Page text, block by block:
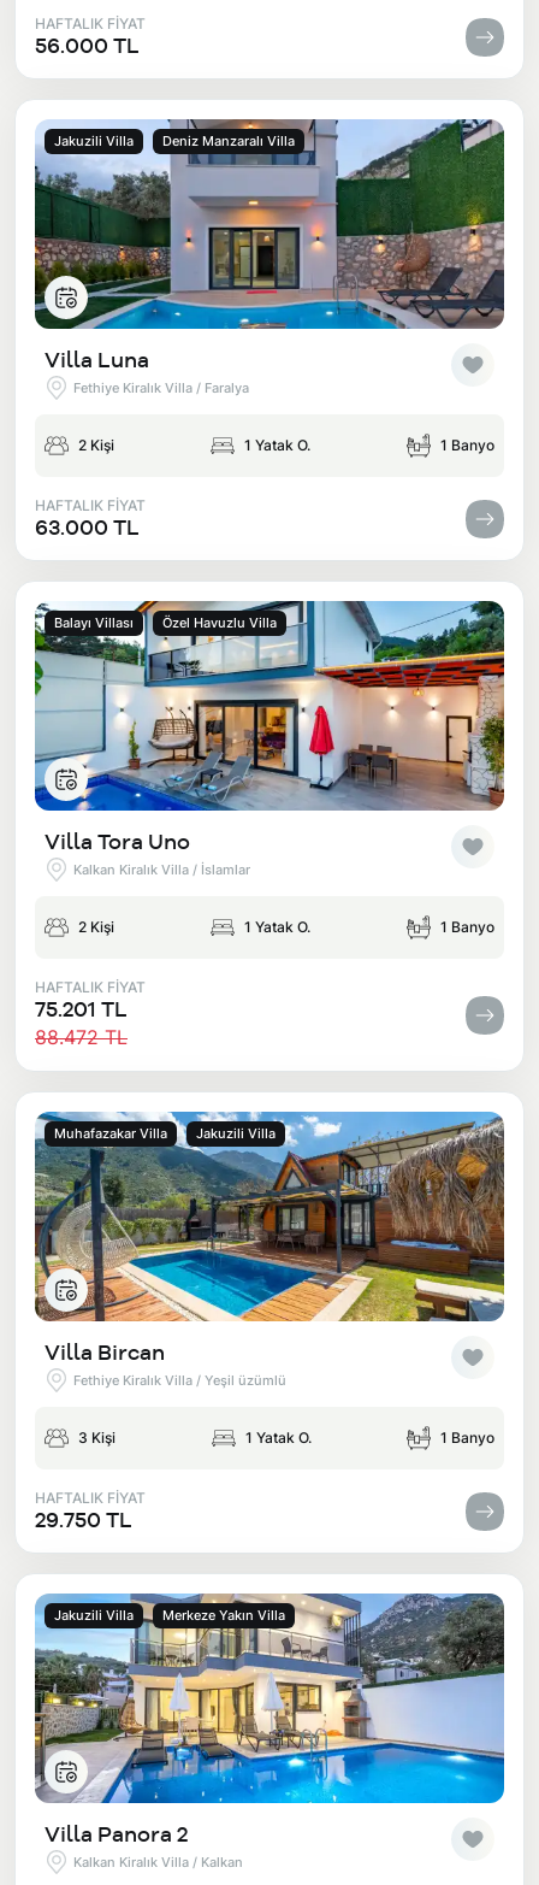
HAFTALIK FİYAT
56.000 TL
Jakuzili Villa Deniz Manzaralı Villa
Villa Luna
Fethiye Kiralık Villa / Faralya
2 Kişi 1 Yatak O. 1 Banyo
HAFTALIK FİYAT
63.000 TL
Balayı Villası Özel Havuzlu Villa
Villa Tora Uno
Kalkan Kiralık Villa / İslamlar
2 Kişi 1 Yatak O. 1 Banyo
HAFTALIK FİYAT
75.201 TL
88.472 TL
Muhafazakar Villa Jakuzili Villa
Villa Bircan
Fethiye Kiralık Villa / Yeşil üzümlü
3 Kişi 1 Yatak O. 1 Banyo
HAFTALIK FİYAT
29.750 TL
Jakuzili Villa Merkeze Yakın Villa
Villa Panora 2
Kalkan Kiralık Villa / Kalkan